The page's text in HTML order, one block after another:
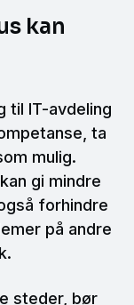
kan
til IT-avdeling
ta
mulig.
gi mindre
forhindre
på andre
steder, bør